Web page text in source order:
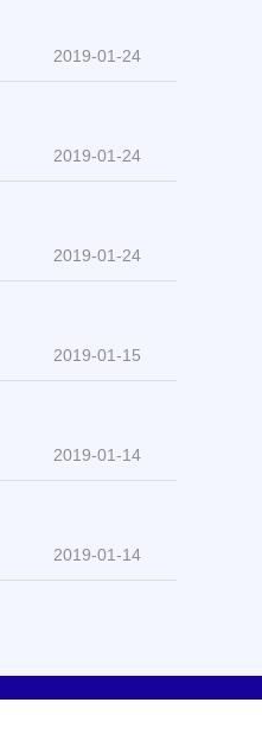
2019-01-24
2019-01-24
2019-01-24
2019-01-15
2019-01-14
2019-01-14